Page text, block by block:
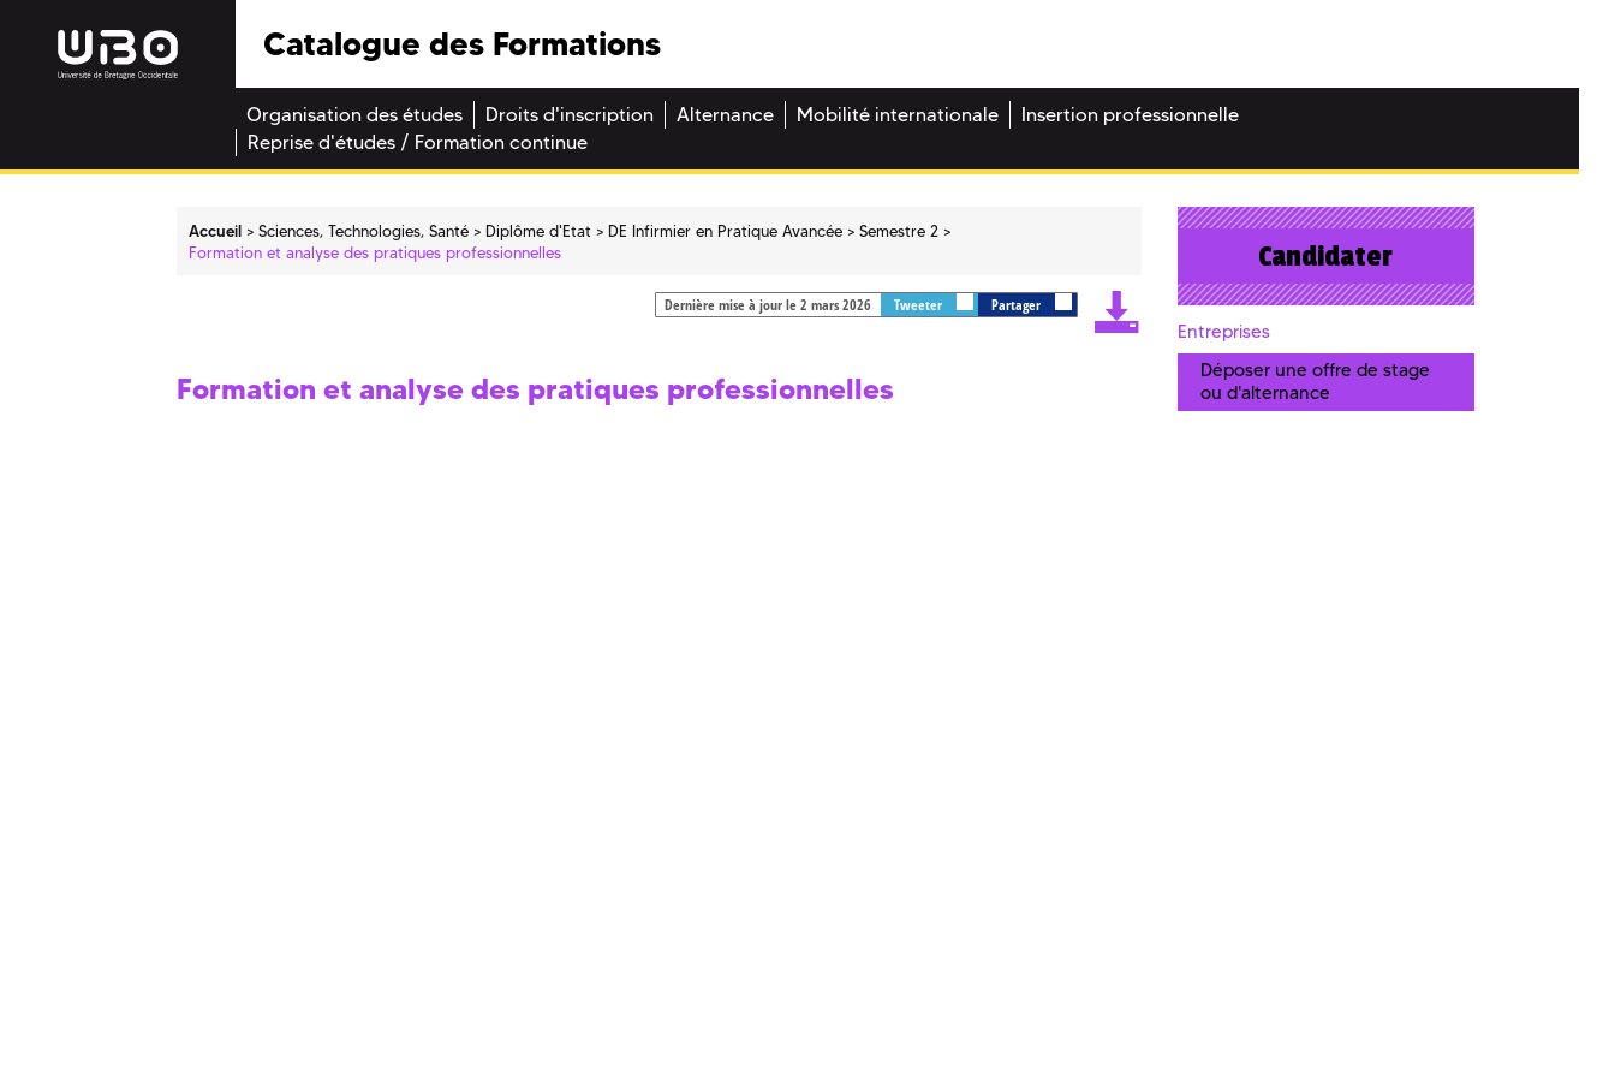
Catalogue des Formations
Organisation des études Droits d'inscription Alternance Mobilité internationale
Insertion professionnelle
Reprise d'études / Formation continue
Accueil Sciences, Technologies, Santé Diplôme d'Etat DE Infirmier en Pratique Avancée
Semestre 2
Formation et analyse des pratiques professionnelles
Dernière mise à jour le 2 mars 2026 Tweeter Partager
Formation et analyse des pratiques professionnelles
Candidater
Entreprises
Déposer une offre de stage
ou d'alternance